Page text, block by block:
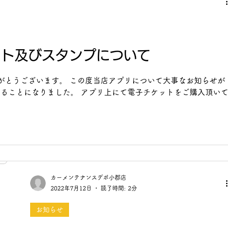
及びスタンプについて
うございます。 この度当店アプリについて大事なお知らせが
ことになりました。 アプリ上にて電子チケットをご購入頂いて
お知らせ
カーメンテナンスデポ小郡店
2022年7月12日
読了時間: 2分